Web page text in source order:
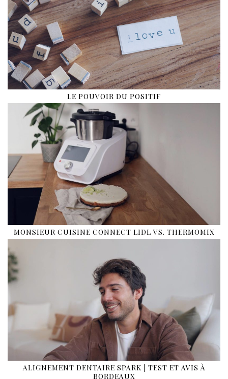
LE POUVOIR DU POSITIF
MONSIEUR CUISINE CONNECT LIDL VS. THERMOMIX
ALIGNEMENT DENTAIRE SPARK | TEST ET AVIS À
BORDEAUX